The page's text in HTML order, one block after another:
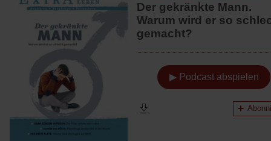
Der gekränkte Mann.
Warum wird er so
gemacht?
▶ Podcast abspielen